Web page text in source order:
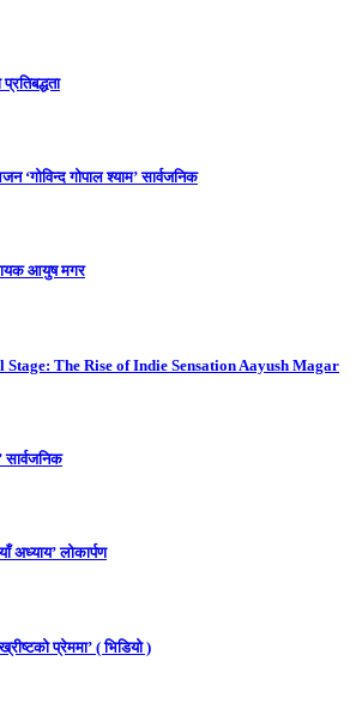
‘गोविन्द गोपाल श्याम’ सार्वजनिक
आयुष मगर
The Rise of Indie Sensation Aayush Magar
सार्वजनिक
लोकार्पण
प्रेममा’ ( भिडियो )